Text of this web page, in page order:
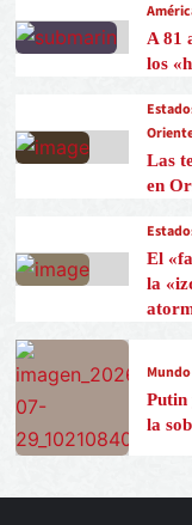
A 81
los
Las
en
El
la
Mundo
Putin
la